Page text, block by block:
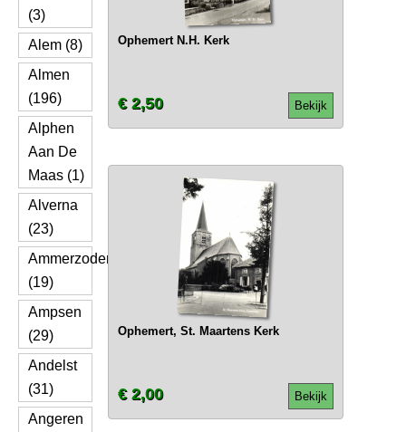
(3)
Alem (8)
Almen
(196)
Alphen
Aan De
Maas (1)
Alverna
(23)
Ammerzoden
(19)
Ampsen
(29)
Andelst
(31)
Angeren
Ophemert N.H. Kerk
Bekijk
€ 2,50
Ophemert, St. Maartens Kerk
Bekijk
€ 2,00